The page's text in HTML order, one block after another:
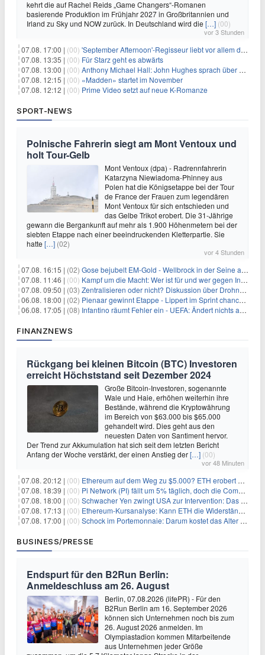
kehrt die auf Rachel Reids „Game Changers“-Romanen
basierende Produktion im Frühjahr 2027 in Großbritannien und
Irland zu Sky und NOW zurück. In Deutschland wird die […] (00)
vor 3 Stunden
07.08. 17:00 | (00) 'September Afternoon'-Regisseur liebt vor allem die 'Banalität' in seinen Filmen
07.08. 13:35 | (00) Für Starz geht es abwärts
07.08. 13:00 | (00) Anthony Michael Hall: John Hughes sprach über eine Fortsetzung von 'The Breakfast Club'
07.08. 12:15 | (00) «Madden» startet im November
07.08. 12:12 | (00) Prime Video setzt auf neue K-Romanze
SPORT-NEWS
Polnische Fahrerin siegt am Mont Ventoux und
holt Tour-Gelb
Mont Ventoux (dpa) - Radrennfahrerin
Katarzyna Niewiadoma-Phinney aus
Polen hat die Königsetappe bei der Tour
de France der Frauen zum legendären
Mont Ventoux für sich entschieden und
das Gelbe Trikot erobert. Die 31-Jährige
gewann die Bergankunft auf mehr als 1.900 Höhenmetern bei der
siebten Etappe nach einer beeindruckenden Kletterpartie. Sie
hatte […] (02)
vor 4 Stunden
07.08. 16:15 | (02) Gose bejubelt EM-Gold - Wellbrock in der Seine ausgebremst
07.08. 11:46 | (00) Kampf um die Macht: Wer ist für und wer gegen Infantino?
07.08. 09:50 | (03) Zentralisieren oder nicht? Diskussion über Drohnenabwehr
06.08. 18:00 | (02) Pienaar gewinnt Etappe - Lippert im Sprint chancenlos
06.08. 17:05 | (08) Infantino räumt Fehler ein - UEFA: Ändert nichts an Boykott
FINANZNEWS
Rückgang bei kleinen Bitcoin (BTC) Investoren
erreicht Höchststand seit Dezember 2024
Große Bitcoin-Investoren, sogenannte
Wale und Haie, erhöhen weiterhin ihre
Bestände, während die Kryptowährung
im Bereich von $63.000 bis $65.000
gehandelt wird. Dies geht aus den
neuesten Daten von Santiment hervor.
Der Trend zur Akkumulation hat sich seit dem letzten Bericht
Anfang der Woche verstärkt, der einen Anstieg der[…] (00)
vor 48 Minuten
07.08. 20:12 | (00) Ethereum auf dem Weg zu $5.000? ETH erobert wichtige Marke zurück, während Institutionen weiter akkumulieren
07.08. 18:39 | (00) Pi Network (PI) fällt um 5% täglich, doch die Community bleibt optimistisch
07.08. 18:00 | (00) Schwacher Yen zwingt USA zur Intervention: Das größte Risiko seit 15 Jahren
07.08. 17:13 | (00) Ethereum-Kursanalyse: Kann ETH die Widerstände der gleitenden Durchschnitte überwinden?
07.08. 17:00 | (00) Schock im Portemonnaie: Darum kostet das Alter deutlich mehr als Sie denken
BUSINESS/PRESSE
Endspurt für den B2Run Berlin:
Anmeldeschluss am 26. August
Berlin, 07.08.2026 (lifePR) - Für den
B2Run Berlin am 16. September 2026
können sich Unternehmen noch bis zum
26. August 2026 anmelden. Im
Olympiastadion kommen Mitarbeitende
aus Unternehmen jeder Größe